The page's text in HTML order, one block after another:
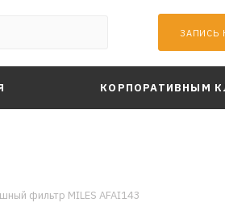
ЗАПИСЬ
КОРПОРАТИВНЫМ
фильтр MILES AFAI143